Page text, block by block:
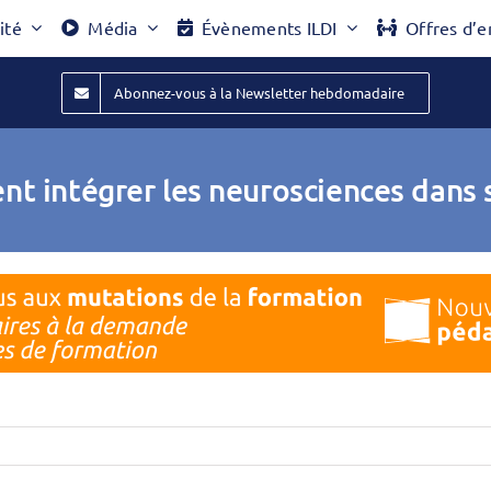
Média Évènements ILDI Offres
Abonnez-vous à la Newsletter hebdomadaire
intégrer les neurosciences dans